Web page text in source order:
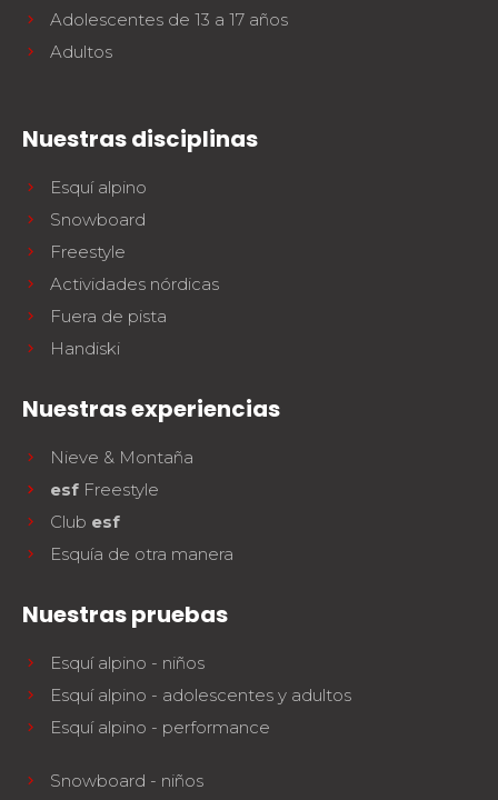
Adolescentes de 13 a 17 años
Adultos
Nuestras disciplinas
Esquí alpino
Snowboard
Freestyle
Actividades nórdicas
Fuera de pista
Handiski
Nuestras experiencias
Nieve & Montaña
esf Freestyle
Club esf
Esquía de otra manera
Nuestras pruebas
Esquí alpino - niños
Esquí alpino - adolescentes y adultos
Esquí alpino - performance
Snowboard - niños